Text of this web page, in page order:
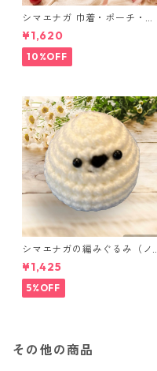
シマエナガ 巾着・ポーチ・ミ
ニポーチ(カード収納にも) ３
点セット さくらんぼ柄×淡いピ
ンク
¥1,620
10%OFF
シマエナガの編みぐるみ（ノ
ーマル）
¥1,425
5%OFF
その他の商品